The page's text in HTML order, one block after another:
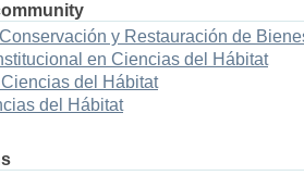
y Restauración de
en Ciencias del Hábitat
del Hábitat
del Hábitat